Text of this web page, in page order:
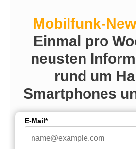
Mobilfunk-
Einmal pro
neusten
rund um
Smartphones
E-Mail*